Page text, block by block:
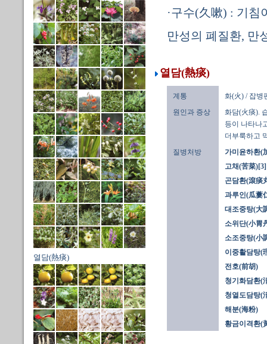
열담(熱痰)
·구수(久嗽) : 기침
만성의 폐질환, 만
열담(熱痰)
계통
화(火) / 잡병
원인과 증상
화담(火痰).
등이 나타나
더부룩하고
질병처방
가미윤하환(
고채(苦菜)[3]
곤담환(滾痰
과루인(瓜蔞
대조중탕(大
소위단(小胃
소조중탕(小
이중활담탕(
전호(前胡)
청기화담환(
청열도담탕(
해분(海粉)
황금이격환(